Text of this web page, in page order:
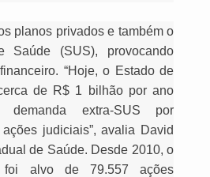
planos privados e também o
Saúde (SUS), provocando
“Hoje, o Estado de
de R$ 1 bilhão por ano
extra-SUS por
judiciais”, avalia David
de Saúde. Desde 2010, o
foi alvo de 79.557 ações